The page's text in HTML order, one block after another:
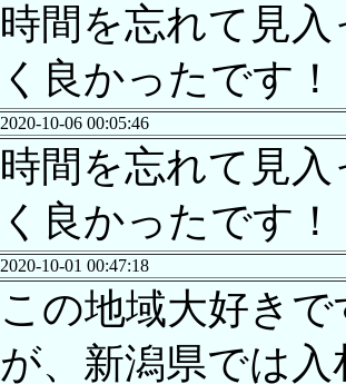
時間を忘れて見
く良かったです！
2020-10-06 00:05:46
時間を忘れて見
く良かったです！
2020-10-01 00:47:18
この地域大好き
が、新潟県では